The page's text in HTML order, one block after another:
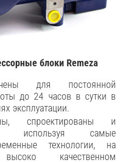
блоки Remeza
для постоянной
до 24 часов в сутки в
эксплуатации.
спроектированы и
используя самые
технологии, на
качественном